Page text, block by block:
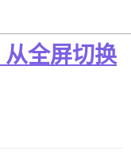
全屏切换